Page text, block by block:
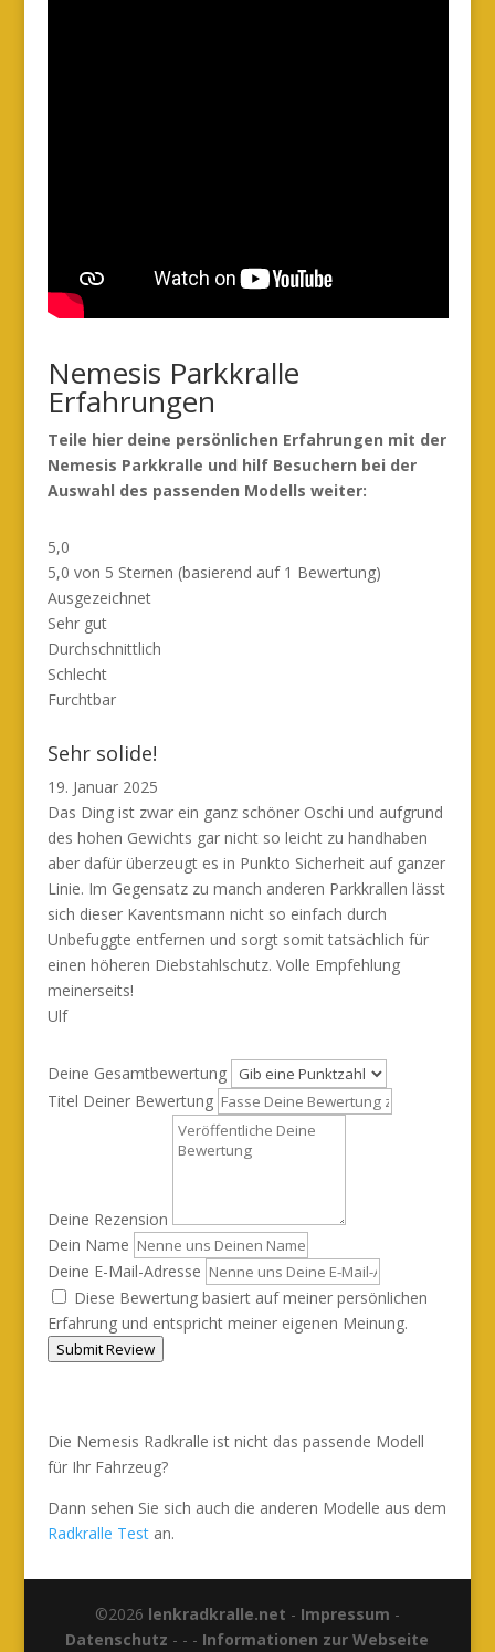
Nemesis Parkkralle
Erfahrungen
Teile hier deine persönlichen Erfahrungen mit der
Nemesis Parkkralle und hilf Besuchern bei der
Auswahl des passenden Modells weiter:
5,0
5,0 von 5 Sternen (basierend auf 1 Bewertung)
Ausgezeichnet
Sehr gut
Durchschnittlich
Schlecht
Furchtbar
Sehr solide!
19. Januar 2025
Das Ding ist zwar ein ganz schöner Oschi und aufgrund
des hohen Gewichts gar nicht so leicht zu handhaben
aber dafür überzeugt es in Punkto Sicherheit auf ganzer
Linie. Im Gegensatz zu manch anderen Parkkrallen lässt
sich dieser Kaventsmann nicht so einfach durch
Unbefuggte entfernen und sorgt somit tatsächlich für
einen höheren Diebstahlschutz. Volle Empfehlung
meinerseits!
Ulf
Deine Gesamtbewertung
Titel Deiner Bewertung
Deine Rezension
Dein Name
Deine E-Mail-Adresse
Diese Bewertung basiert auf meiner persönlichen
Erfahrung und entspricht meiner eigenen Meinung.
Submit Review
Die Nemesis Radkralle ist nicht das passende Modell
für Ihr Fahrzeug?
Dann sehen Sie sich auch die anderen Modelle aus dem
Radkralle Testan.
©2026 lenkradkralle.net - Impressum -
Datenschutz - - - Informationen zur Webseite